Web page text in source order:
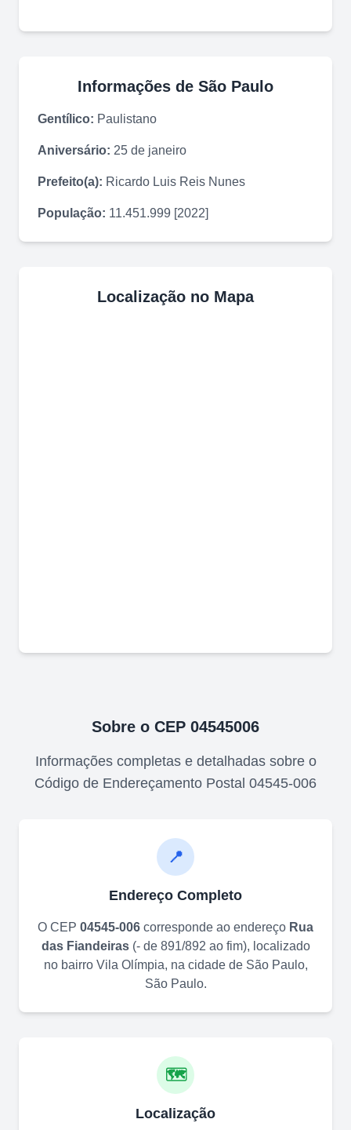
Informações de São Paulo
Gentílico: Paulistano
Aniversário: 25 de janeiro
Prefeito(a): Ricardo Luis Reis Nunes
População: 11.451.999 [2022]
Localização no Mapa
Sobre o CEP 04545006
Informações completas e detalhadas sobre o
Código de Endereçamento Postal 04545-006
📍
Endereço Completo
O CEP 04545-006 corresponde ao endereço Rua
das Fiandeiras(- de 891/892 ao fim), localizado
no bairro Vila Olímpia, na cidade de São Paulo,
São Paulo.
🗺️
Localização